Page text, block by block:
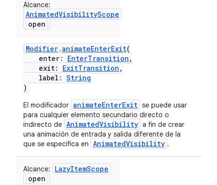
Alcance:
AnimatedVisibilityScope
open
Modifier.animateEnterExit(
enter: EnterTransition ,
exit: ExitTransition ,
label: String
)
El modificador animateEnterExit se puede usar
para cualquier elemento secundario directo o
indirecto de AnimatedVisibility a fin de crear
una animación de entrada y salida diferente de la
que se especifica en AnimatedVisibility .
Alcance:
LazyItemScope
open